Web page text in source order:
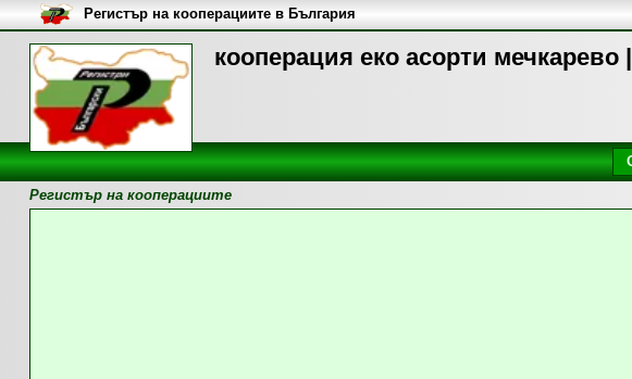
кооперация еко асорти мечкарево
Регистър на кооперациите в България
Регистър на кооперациите